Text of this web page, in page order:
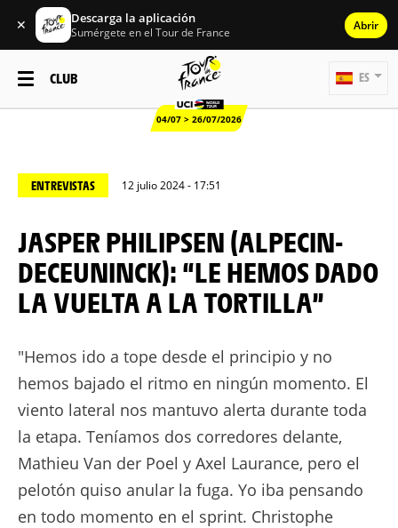
✕ Descarga la aplicación
Sumérgete en el Tour de France Abrir
CLUB
04/07 > 26/07/2026
ES
ENTREVISTAS 12 julio 2024 - 17:51
JASPER PHILIPSEN (ALPECIN-
DECEUNINCK): “LE HEMOS DADO
LA VUELTA A LA TORTILLA”
"Hemos ido a tope desde el principio y no
hemos bajado el ritmo en ningún momento. El
viento lateral nos mantuvo alerta durante toda
la etapa. Teníamos dos corredores delante,
Mathieu Van der Poel y Axel Laurance, pero el
pelotón quiso anular la fuga. Yo iba pensando
en todo momento en el sprint. Christophe